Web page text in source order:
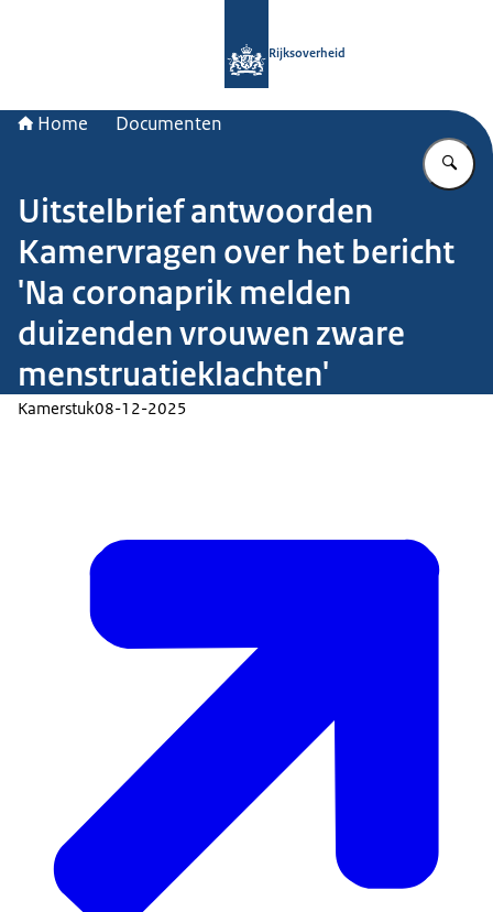
Rijksoverheid
Home Documenten
Uitstelbrief antwoorden
Kamervragen over het bericht
'Na coronaprik melden
duizenden vrouwen zware
menstruatieklachten'
Kamerstuk08-12-2025